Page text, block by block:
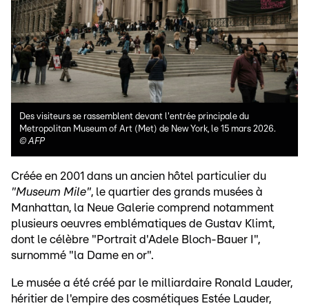
Des visiteurs se rassemblent devant l'entrée principale du
Metropolitan Museum of Art (Met) de New York, le 15 mars 2026.
©AFP
Créée en 2001 dans un ancien hôtel particulier du
"Museum Mile", le quartier des grands musées à
Manhattan, la Neue Galerie comprend notamment
plusieurs oeuvres emblématiques de Gustav Klimt,
dont le célèbre "Portrait d'Adele Bloch-Bauer I",
surnommé "la Dame en or".
Le musée a été créé par le milliardaire Ronald Lauder,
héritier de l'empire des cosmétiques Estée Lauder,